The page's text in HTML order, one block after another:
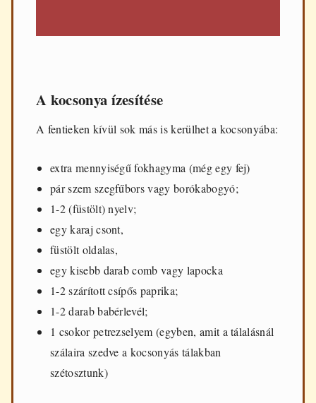
A kocsonya ízesítése
A fentieken kívül sok más is kerülhet a kocsonyába:
extra mennyiségű fokhagyma (még egy fej)
pár szem szegfűbors vagy borókabogyó;
1-2 (füstölt) nyelv;
egy karaj csont,
füstölt oldalas,
egy kisebb darab comb vagy lapocka
1-2 szárított csípős paprika;
1-2 darab babérlevél;
1 csokor petrezselyem (egyben, amit a tálalásnál
szálaira szedve a kocsonyás tálakban
szétosztunk)